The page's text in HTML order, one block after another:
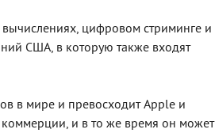
цифровом стриминге и
США, в которую также входят
в мире и превосходит Apple и
коммерции, и в то же время он может